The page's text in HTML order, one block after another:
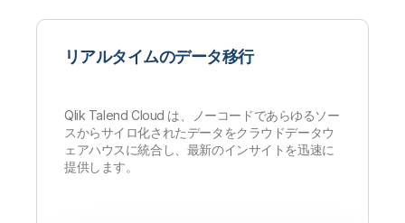
リアルタイムのデータ移行
Qlik Talend Cloud は、ノーコードであらゆるソー
スからサイロ化されたデータをクラウドデータウ
ェアハウスに統合し、最新のインサイトを迅速に
提供します。